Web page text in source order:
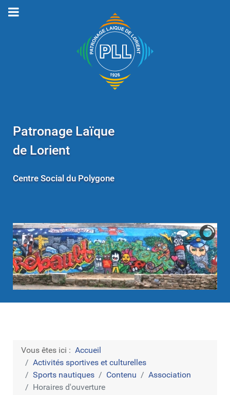
Patronage Laïque
de Lorient
Centre Social du Polygone
Vous êtes ici : Accueil
Activités sportives et culturelles
Sports nautiques
Contenu
Association
Horaires d'ouverture